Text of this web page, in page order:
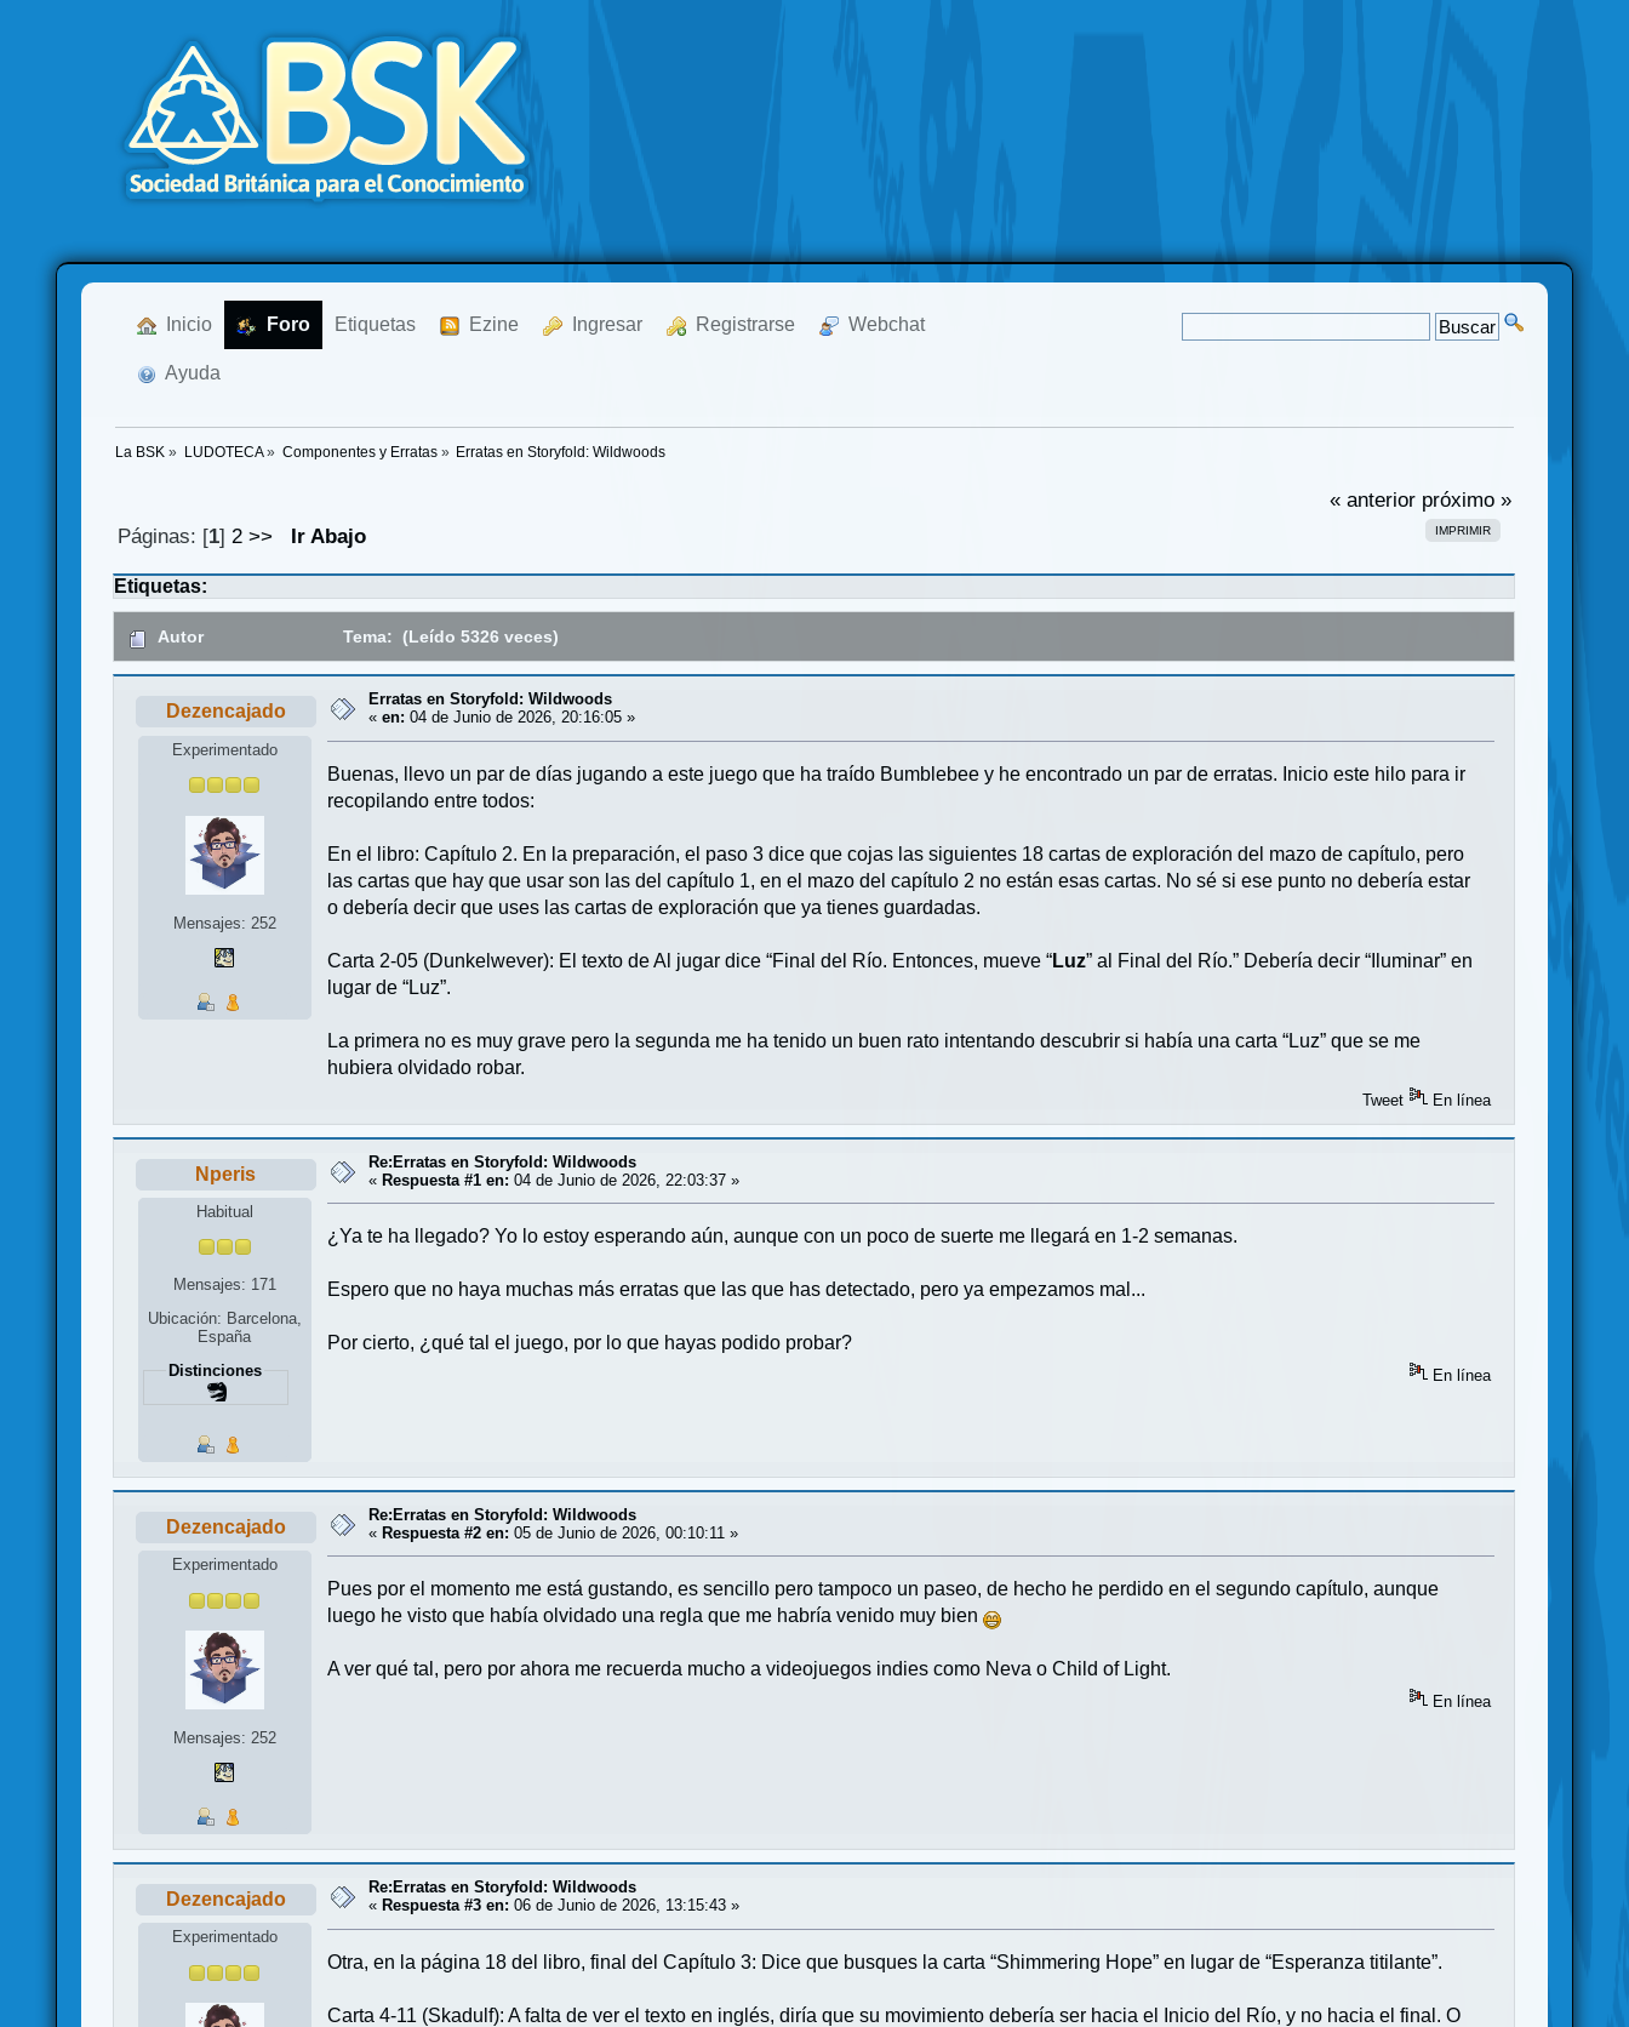
Inicio Foro Etiquetas Ezine Ingresar Registrarse Webchat
Ayuda
La BSK » LUDOTECA» Componentes y Erratas» Erratas en Storyfold: Wildwoods
« anterior próximo »
IMPRIMIR
Páginas: [1] 2 >> Ir Abajo
Etiquetas:
Autor Tema: (Leído 5326 veces)
Dezencajado
Experimentado
Mensajes: 252
Erratas en Storyfold: Wildwoods
«en: 04 de Junio de 2026, 20:16:05 »
Buenas, llevo un par de días jugando a este juego que ha traído Bumblebee y he encontrado un par de erratas. Inicio este hilo para ir
recopilando entre todos:
En el libro: Capítulo 2. En la preparación, el paso 3 dice que cojas las siguientes 18 cartas de exploración del mazo de capítulo, pero
las cartas que hay que usar son las del capítulo 1, en el mazo del capítulo 2 no están esas cartas. No sé si ese punto no debería estar
o debería decir que uses las cartas de exploración que ya tienes guardadas.
Carta 2-05 (Dunkelwever): El texto de Al jugar dice “Final del Río. Entonces, mueve “Luz” al Final del Río.” Debería decir “Iluminar” en
lugar de “Luz”.
La primera no es muy grave pero la segunda me ha tenido un buen rato intentando descubrir si había una carta “Luz” que se me
hubiera olvidado robar.
Tweet En línea
Nperis
Habitual
Mensajes: 171
Ubicación: Barcelona,
España
Distinciones
Re:Erratas en Storyfold: Wildwoods
«Respuesta #1 en: 04 de Junio de 2026, 22:03:37 »
¿Ya te ha llegado? Yo lo estoy esperando aún, aunque con un poco de suerte me llegará en 1-2 semanas.
Espero que no haya muchas más erratas que las que has detectado, pero ya empezamos mal...
Por cierto, ¿qué tal el juego, por lo que hayas podido probar?
En línea
Dezencajado
Experimentado
Mensajes: 252
Re:Erratas en Storyfold: Wildwoods
« Respuesta #2 en: 05 de Junio de 2026, 00:10:11 »
Pues por el momento me está gustando, es sencillo pero tampoco un paseo, de hecho he perdido en el segundo capítulo, aunque
luego he visto que había olvidado una regla que me habría venido muy bien
A ver qué tal, pero por ahora me recuerda mucho a videojuegos indies como Neva o Child of Light.
En línea
Dezencajado
Experimentado
Re:Erratas en Storyfold: Wildwoods
« Respuesta #3 en: 06 de Junio de 2026, 13:15:43 »
Otra, en la página 18 del libro, final del Capítulo 3: Dice que busques la carta “Shimmering Hope” en lugar de “Esperanza titilante”.
Carta 4-11 (Skadulf): A falta de ver el texto en inglés, diría que su movimiento debería ser hacia el Inicio del Río, y no hacia el final. O